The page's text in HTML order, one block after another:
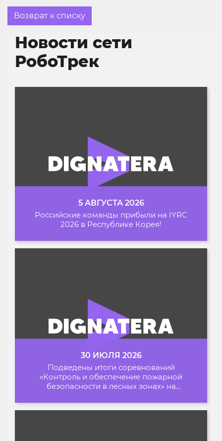
Возврат к списку
Новости сети
РобоТрек
5 АВГУСТА 2026
Российские команды прибыли на IYRC
2026 в Республике Корея!
30 ИЮЛЯ 2026
Подведены итоги соревнований
«Контроль и обеспечение пожарной
безопасности в лесных зонах» на